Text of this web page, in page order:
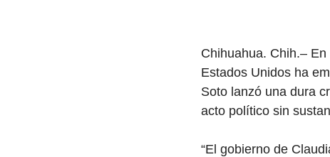
Chihuahua. Chih.–
Estados Unidos ha
Soto lanzó una dura
acto político sin
“El gobierno de